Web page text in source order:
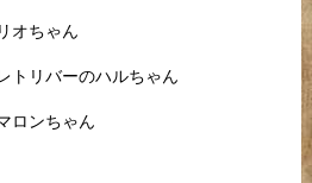
オちゃん
トリバーのハルちゃん
ロンちゃん